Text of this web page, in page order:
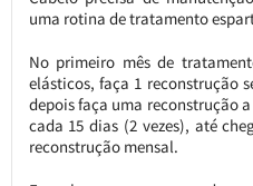
uma rotina de tratamento
No primeiro mês de
elásticos, faça 1 reconstrução
depois faça uma reconstrução
cada 15 dias (2 vezes), até
reconstrução mensal.